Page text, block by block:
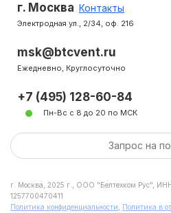
г. Москва Контакты
Электродная ул., 2/34, оф. 216
msk@btcvent.ru
Ежедневно, Круглосуточно
+7 (495) 128-60-84
Пн-Вс с 8 до 20 по МСК
Запрос на
г. Москва, 2025 г., ООО "Белтехком Рус",
1257700470411
Политика конфиденциальности, Политика в